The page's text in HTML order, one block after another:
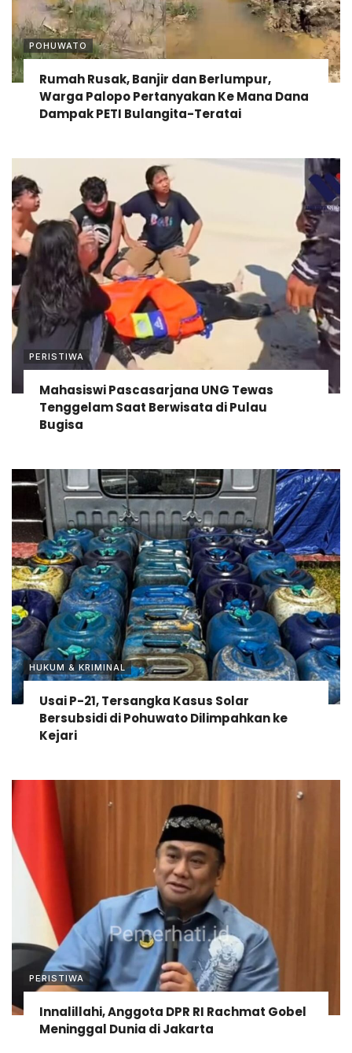
POHUWATO
Rumah Rusak, Banjir dan Berlumpur,
Warga Palopo Pertanyakan Ke Mana Dana
Dampak PETI Bulangita-Teratai
PERISTIWA
Mahasiswi Pascasarjana UNG Tewas
Tenggelam Saat Berwisata di Pulau
Bugisa
HUKUM & KRIMINAL
Usai P-21, Tersangka Kasus Solar
Bersubsidi di Pohuwato Dilimpahkan ke
Kejari
PERISTIWA
Innalillahi, Anggota DPR RI Rachmat Gobel
Meninggal Dunia di Jakarta